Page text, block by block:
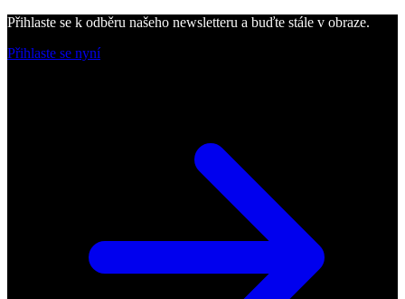
Přihlaste se k odběru našeho newsletteru a buďte stále v obraze.
Přihlaste se nyní